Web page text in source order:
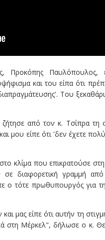
Προκόπης Παυλόπουλος,
και του είπα ότι
Του
από τον κ. Τσίπρα τη
μου είπε ότι 'δεν έχετε
κλίμα που επικρατούσε
διαφορετική γραμμή
ο τότε πρωθυπουργός για
μας είπε ότι αυτήν τη
στη Μέρκελ", δήλωσε ο κ.